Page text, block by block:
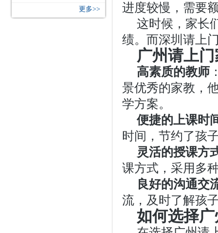
更多>>
进度较慢，需要
这时候，家长
绩。而深圳请上
广州请上
高素质的教师
景优秀的家教，
学方案。
便捷的上课时
时间，节约了孩
灵活的授课方
课方式，采用多
良好的沟通交
流，及时了解孩
如何选择